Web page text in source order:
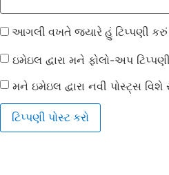
આગલી વખતે જ્યારે હું ટિપ્પણી
ઇમેઇલ દ્વારા મને ફોલો-અપ
મને ઇમેઇલ દ્વારા નવી પોસ્ટ્સ વિશે